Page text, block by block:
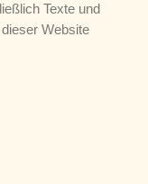
Texte und
Website